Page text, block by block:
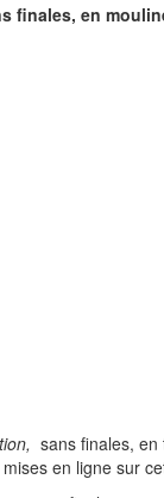
finales, en
sans finales, en
en ligne sur